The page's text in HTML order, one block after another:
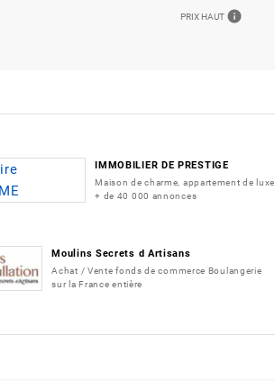
PRIX HAUT info
IMMOBILIER DE PRESTIGE
Maison de charme, appartement de luxe,
+ de 40 000 annonces
Moulins Secrets d Artisans
Achat / Vente fonds de commerce Boulangerie
sur la France entière